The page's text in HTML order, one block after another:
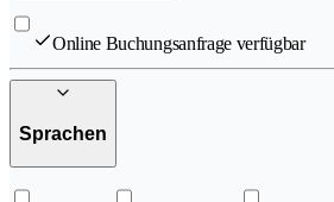
Online Buchungsanfrage verfügbar
Sprachen